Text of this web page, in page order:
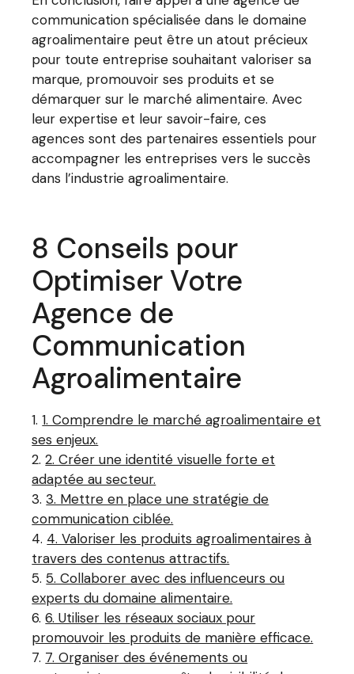
communication spécialisée dans le domaine
agroalimentaire peut être un atout précieux
pour toute entreprise souhaitant valoriser sa
marque, promouvoir ses produits et se
démarquer sur le marché alimentaire. Avec
leur expertise et leur savoir-faire, ces
agences sont des partenaires essentiels pour
accompagner les entreprises vers le succès
dans l’industrie agroalimentaire.
8 Conseils pour
Optimiser Votre
Agence de
Communication
Agroalimentaire
1. Comprendre le marché agroalimentaire et
ses enjeux.
2. Créer une identité visuelle forte et
adaptée au secteur.
3. Mettre en place une stratégie de
communication ciblée.
4. Valoriser les produits agroalimentaires à
travers des contenus attractifs.
5. Collaborer avec des influenceurs ou
experts du domaine alimentaire.
6. Utiliser les réseaux sociaux pour
promouvoir les produits de manière efficace.
7. Organiser des événements ou